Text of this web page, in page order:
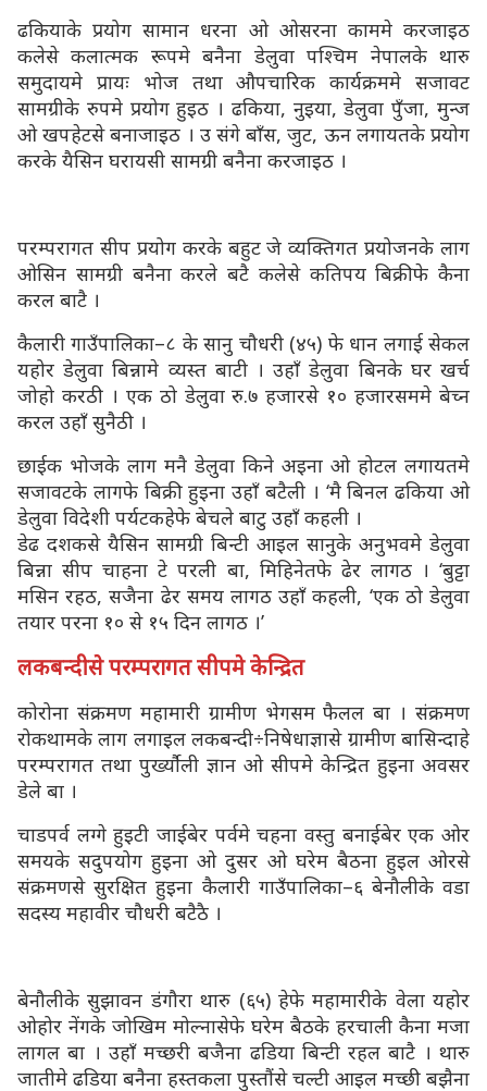
ढकियाके प्रयोग सामान धरना ओ ओसरना काममे करजाइठ
कलेसे कलात्मक रूपमे बनैना डेलुवा पश्चिम नेपालके थारु
समुदायमे प्रायः भोज तथा औपचारिक कार्यक्रममे सजावट
सामग्रीके रुपमे प्रयोग हुइठ । ढकिया, नुइया, डेलुवा पुँजा, मुन्ज
ओ खपहेटसे बनाजाइठ । उ संगे बाँस, जुट, ऊन लगायतके प्रयोग
करके यैसिन घरायसी सामग्री बनैना करजाइठ ।
परम्परागत सीप प्रयोग करके बहुट जे व्यक्तिगत प्रयोजनके लाग
ओसिन सामग्री बनैना करले बटै कलेसे कतिपय बिक्रीफे कैना
करल बाटै ।
कैलारी गाउँपालिका–८ के सानु चौधरी (४५) फे धान लगाई सेकल
यहोर डेलुवा बिन्नामे व्यस्त बाटी । उहाँ डेलुवा बिनके घर खर्च
जोहो करठी । एक ठो डेलुवा रु.७ हजारसे १० हजारसममे बेच्न
करल उहाँ सुनैठी ।
छाईक भोजके लाग मनै डेलुवा किने अइना ओ होटल लगायतमे
सजावटके लागफे बिक्री हुइना उहाँ बटैली । ‘मै बिनल ढकिया ओ
डेलुवा विदेशी पर्यटकहेफे बेचले बाटु उहाँ कहली ।
डेढ दशकसे यैसिन सामग्री बिन्टी आइल सानुके अनुभवमे डेलुवा
बिन्ना सीप चाहना टे परली बा, मिहिनेतफे ढेर लागठ । ‘बुट्टा
मसिन रहठ, सजैना ढेर समय लागठ उहाँ कहली, ‘एक ठो डेलुवा
तयार परना १० से १५ दिन लागठ ।’
लकबन्दीसे परम्परागत सीपमे केन्द्रित
कोरोना संक्रमण महामारी ग्रामीण भेगसम फैलल बा । संक्रमण
रोकथामके लाग लगाइल लकबन्दी÷निषेधाज्ञासे ग्रामीण बासिन्दाहे
परम्परागत तथा पुर्ख्यौली ज्ञान ओ सीपमे केन्द्रित हुइना अवसर
डेले बा ।
चाडपर्व लग्गे हुइटी जाईबेर पर्वमे चहना वस्तु बनाईबेर एक ओर
समयके सदुपयोग हुइना ओ दुसर ओ घरेम बैठना हुइल ओरसे
संक्रमणसे सुरक्षित हुइना कैलारी गाउँपालिका–६ बेनौलीके वडा
सदस्य महावीर चौधरी बटैठै ।
बेनौलीके सुझावन डंगौरा थारु (६५) हेफे महामारीके वेला यहोर
ओहोर नेंगके जोखिम मोल्नासेफे घरेम बैठके हरचाली कैना मजा
लागल बा । उहाँ मच्छरी बजैना ढडिया बिन्टी रहल बाटै । थारु
जातीमे ढडिया बनैना हस्तकला पुस्तौंसे चल्टी आइल मच्छी बझैना